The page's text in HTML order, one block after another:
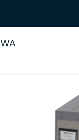
WA